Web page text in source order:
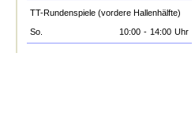
TT-Rundenspiele (vordere Hallenhälfte)
So.
10:00 - 14:00 Uhr